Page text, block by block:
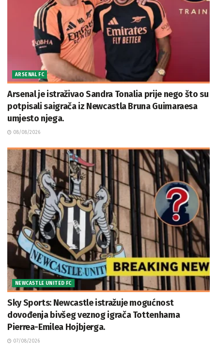
ARSENAL FC
Arsenal je istraživao Sandra Tonalia prije nego što su
potpisali saigrača iz Newcastla Bruna Guimaraesa
umjesto njega.
08/08/2026
NEWCASTLE UNITED FC
Sky Sports: Newcastle istražuje mogućnost
dovođenja bivšeg veznog igrača Tottenhama
Pierrea-Emilea Hojbjerga.
07/08/2026